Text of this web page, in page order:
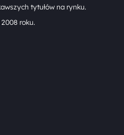
tytułów na rynku.
roku.